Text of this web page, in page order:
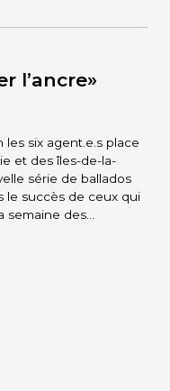
l’ancre»
six agent.e.s place
et des îles-de-la-
série de ballados
le succès de ceux qui
des…